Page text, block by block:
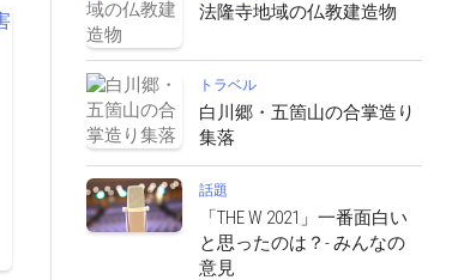
法隆寺地域の仏教建造物
トラベル
白川郷・五箇山の合掌造り
集落
話題
「THE W 2021」一番面白い
と思ったのは？- みんなの
意見